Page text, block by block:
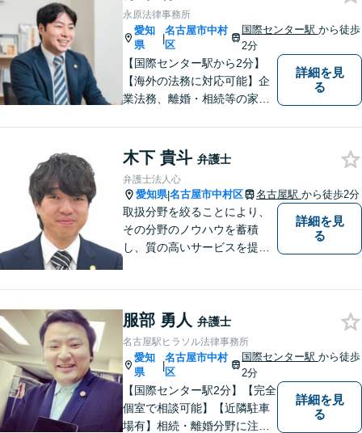
永原法律事務所
愛知
県
|
名古屋市中村
区
国際センター駅から徒歩
2分
【国際センター駅から2分】
【海外の法務に対応可能】企
業法務、離婚・相続等の家事
の回復等の民事事件や刑事事
件など、幅広く対応可能で
す。是非、ご相談をお待ちし
ております。
詳細を見
る
木下 貴斗 弁護士
弁護士法人心
愛知県|名古屋市中村区 名古屋駅 から徒歩2分
取扱分野を絞ることにより、
その分野のノウハウを蓄積
し、質の高いサービスを提供
相談ください。
詳細を見
る
服部 勇人 弁護士
名古屋駅ヒラソル法律事務所
愛知
県
|
名古屋市中村
区
国際センター駅から徒歩
2分
【国際センター駅2分】【完全
個室で相談可能】【近隣駐車
場有】相続・離婚分野に注力
詳細を見
る